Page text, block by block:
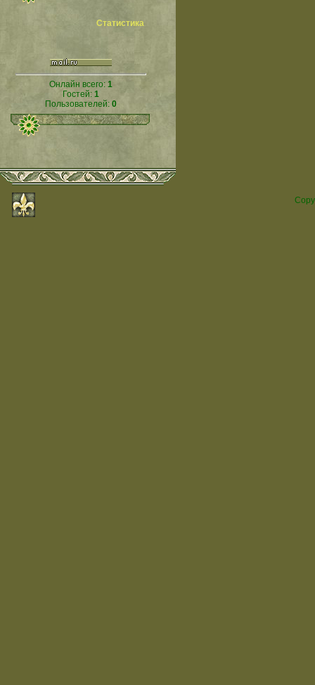
Статистика
Онлайн всего: 1
Гостей: 1
Пользователей: 0